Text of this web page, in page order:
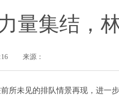
量集结，
来源：
所未见的排队情景再现，进一